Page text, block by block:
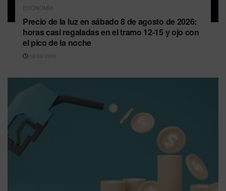
ECONOMÍA
Precio de la luz en sábado 8 de agosto de 2026:
horas casi regaladas en el tramo 12-15 y ojo con
el pico de la noche
08/08/2026